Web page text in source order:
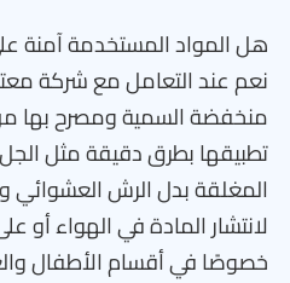
هل المواد المستخدمة آمنة
نعم عند التعامل مع شركة
منخفضة السمية ومصرح بها
تطبيقها بطرق دقيقة مثل
المغلقة بدل الرش العشوائي
لانتشار المادة في الهواء أو
خصوصًا في أقسام الأطفال